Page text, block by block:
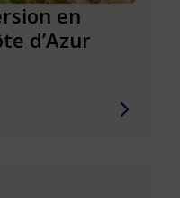
en
d’Azur